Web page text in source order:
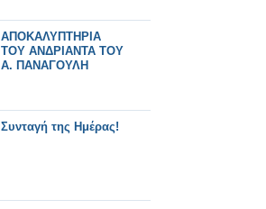
ΑΠΟΚΑΛΥΠΤΗΡΙΑ
ΤΟΥ ΑΝΔΡΙΑΝΤΑ ΤΟΥ
Α. ΠΑΝΑΓΟΥΛΗ
Συνταγή της Ημέρας!